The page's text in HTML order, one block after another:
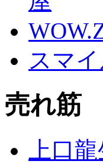
スマ
売れ筋
上口